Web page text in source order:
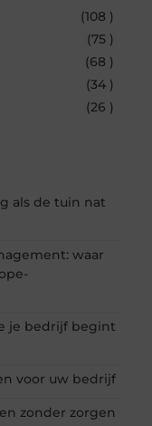
(108 )
(75 )
(68 )
(34 )
(26 )
als de tuin nat
waar
je bedrijf begint
voor uw bedrijf
zonder zorgen